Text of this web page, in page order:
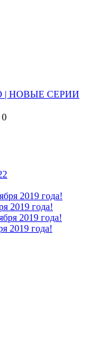
| НОВЫЕ СЕРИИ
0
2019 года!
2019 года!